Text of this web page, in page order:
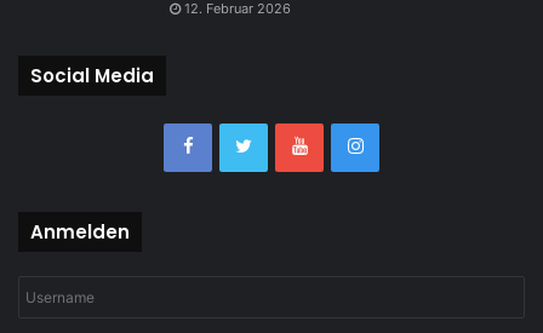
12. Februar 2026
Social Media
Anmelden